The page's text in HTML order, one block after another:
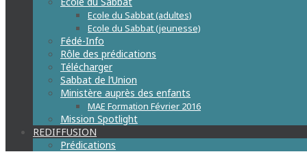
Ecole du Sabbat (adultes)
Ecole du Sabbat (jeunesse)
Fédé-Info
Rôle des prédications
Télécharger
Sabbat de l’Union
Ministère auprès des enfants
MAE Formation Février 2016
Mission Spotlight
REDIFFUSION
Prédications